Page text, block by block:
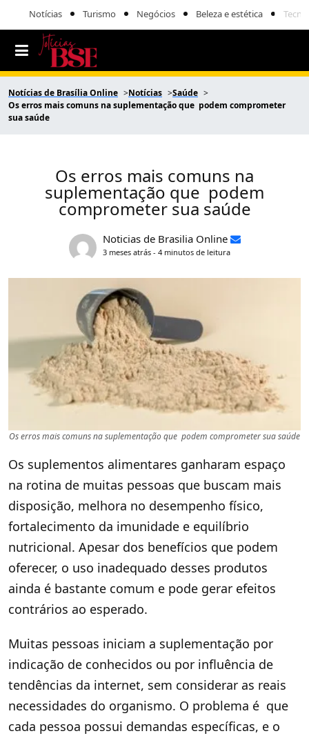
Notícias Turismo Negócios Beleza e estética
Notícias de Brasília Online Notícias
Saúde
Os erros mais comuns na suplementação que podem comprometer
sua saúde
Os erros mais comuns na
suplementação que podem
comprometer sua saúde
Noticias de Brasilia Online
3 meses atrás - 4 minutos de leitura
Os erros mais comuns na suplementação que podem comprometer sua saúde
Os suplementos alimentares ganharam espaço
na rotina de muitas pessoas que buscam mais
disposição, melhora no desempenho físico,
fortalecimento da imunidade e equilíbrio
nutricional. Apesar dos benefícios que podem
oferecer, o uso inadequado desses produtos
ainda é bastante comum e pode gerar efeitos
contrários ao esperado.
Muitas pessoas iniciam a suplementação por
indicação de conhecidos ou por influência de
tendências da internet, sem considerar as reais
necessidades do organismo. O problema é que
cada pessoa possui demandas específicas, e o